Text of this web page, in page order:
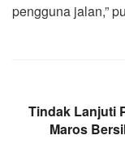
pengguna jalan,”
Tindak Lanjuti
Maros